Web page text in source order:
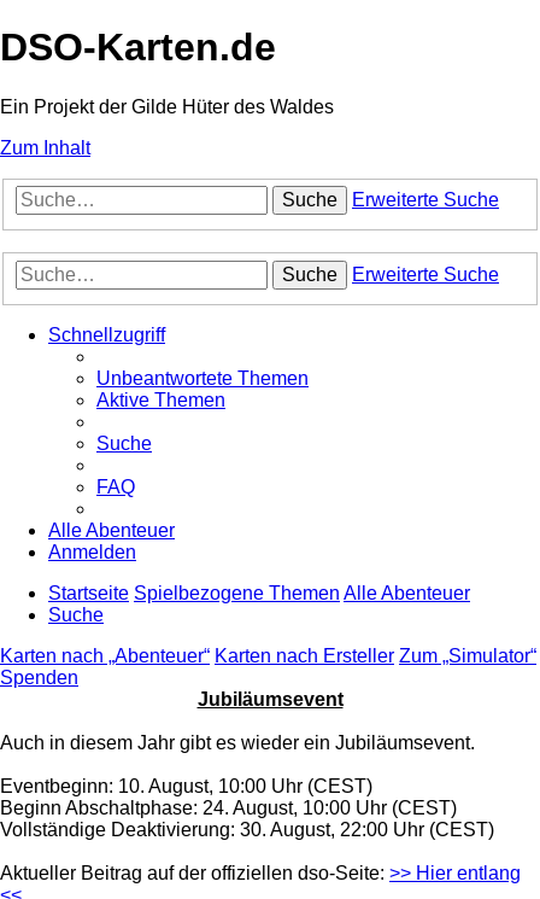
DSO-Karten.de
Ein Projekt der Gilde Hüter des Waldes
Zum Inhalt
Suche Erweiterte Suche
Suche Erweiterte Suche
Schnellzugriff
Unbeantwortete Themen
Aktive Themen
Suche
FAQ
Alle Abenteuer
Anmelden
Startseite Spielbezogene Themen Alle Abenteuer
Suche
Karten nach „Abenteuer“ Karten nach Ersteller Zum „Simulator“
Spenden
Jubiläumsevent
Auch in diesem Jahr gibt es wieder ein Jubiläumsevent.
Eventbeginn: 10. August, 10:00 Uhr (CEST)
Beginn Abschaltphase: 24. August, 10:00 Uhr (CEST)
Vollständige Deaktivierung: 30. August, 22:00 Uhr (CEST)
Aktueller Beitrag auf der offiziellen dso-Seite: >> Hier entlang
<<